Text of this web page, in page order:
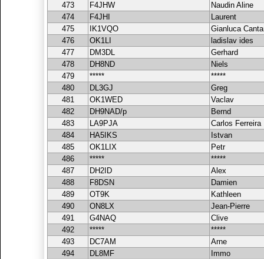
473
F4JHW
Naudin Aline
474
F4JHI
Laurent
475
IK1VQO
Gianluca
476
OK1LI
ladislav ides
477
DM3DL
Gerhard
478
DH8ND
Niels
479
*****
*****
480
DL3GJ
Greg
481
OK1WED
Vaclav
482
DH9NAD/p
Bernd
483
LA9PJA
Carlos Ferreira
484
HA5IKS
Istvan
485
OK1LIX
Petr
486
*****
*****
487
DH2ID
Alex
488
F8DSN
Damien
489
OT9K
Kathleen
490
ON8LX
Jean-Pierre
491
G4NAQ
Clive
492
*****
*****
493
DC7AM
Arne
494
DL8MF
Immo